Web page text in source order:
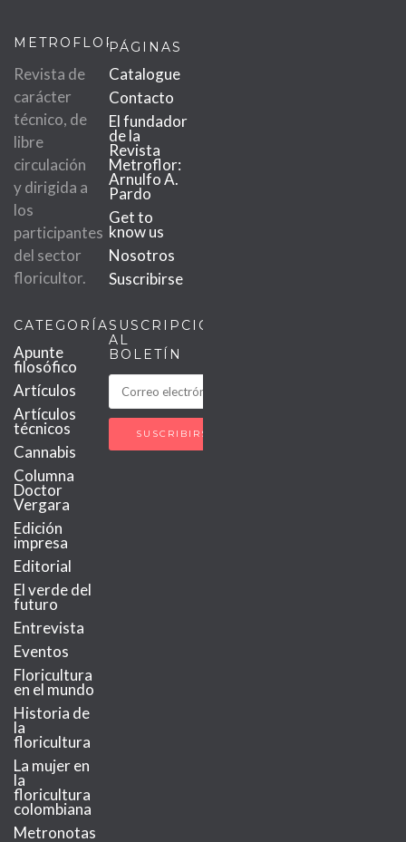
METROFLOR
Revista de
carácter
técnico, de
libre
circulación
y dirigida a
los
participantes
del sector
floricultor.
PÁGINAS
Catalogue
Contacto
El fundador
de la
Revista
Metroflor:
Arnulfo A.
Pardo
Get to
know us
Nosotros
Suscribirse
CATEGORÍAS
Apunte
filosófico
Artículos
Artículos
técnicos
Cannabis
Columna
Doctor
Vergara
Edición
impresa
Editorial
El verde del
futuro
Entrevista
Eventos
Floricultura
en el mundo
Historia de
la
floricultura
La mujer en
la
floricultura
colombiana
Metronotas
SUSCRIPCIÓN
AL
BOLETÍN